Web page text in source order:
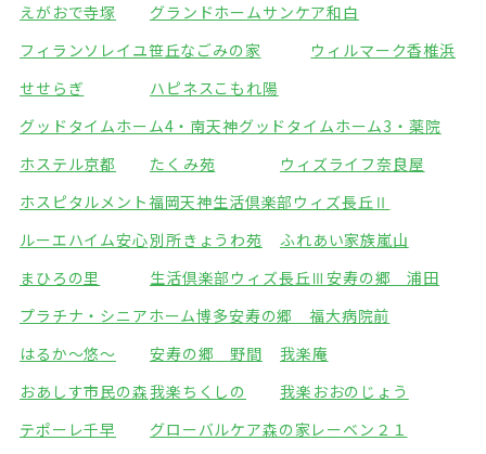
えがおで寺塚
グランドホームサンケア和白
フィランソレイユ笹丘なごみの家
ウィルマーク香椎浜
せせらぎ
ハピネスこもれ陽
グッドタイムホーム4・南天神グッドタイムホーム3・薬院
ホステル京都
たくみ苑
ウィズライフ奈良屋
ホスピタルメント福岡天神生活倶楽部ウィズ長丘Ⅱ
ルーエハイム安心別所きょうわ苑
ふれあい家族嵐山
まひろの里
生活倶楽部ウィズ長丘Ⅲ安寿の郷 浦田
プラチナ・シニアホーム博多安寿の郷 福大病院前
はるか～悠～
安寿の郷 野間
我楽庵
おあしす市民の森 我楽ちくしの
我楽おおのじょう
テポーレ千早
グローバルケア森の家レーベン２１